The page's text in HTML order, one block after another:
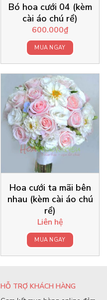
Bó hoa cưới 04 (kèm
cài áo chú rể)
600.000₫
MUA NGAY
Hoa cưới ta mãi bên
nhau (kèm cài áo chú
rể)
Liên hệ
MUA NGAY
HỖ TRỢ KHÁCH HÀNG